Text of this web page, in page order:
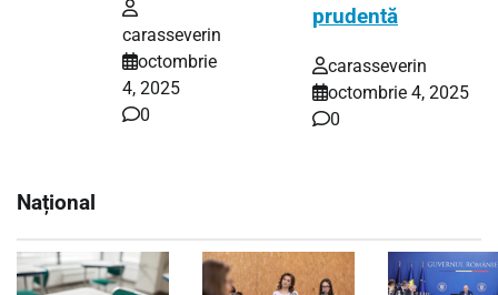
carasseverin
octombrie
4, 2025
0
prudentă
carasseverin
octombrie 4, 2025
0
Național